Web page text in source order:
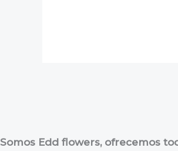
Somos Edd flowers, ofrecemos